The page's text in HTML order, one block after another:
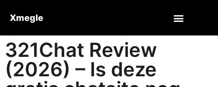
Xmegle
321Chat Review
(2026) – Is deze